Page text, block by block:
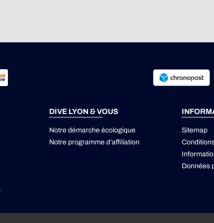
DIVE LYON & VOUS
Notre démarche écologique
Notre programme d’affiliation
Sitemap
Données